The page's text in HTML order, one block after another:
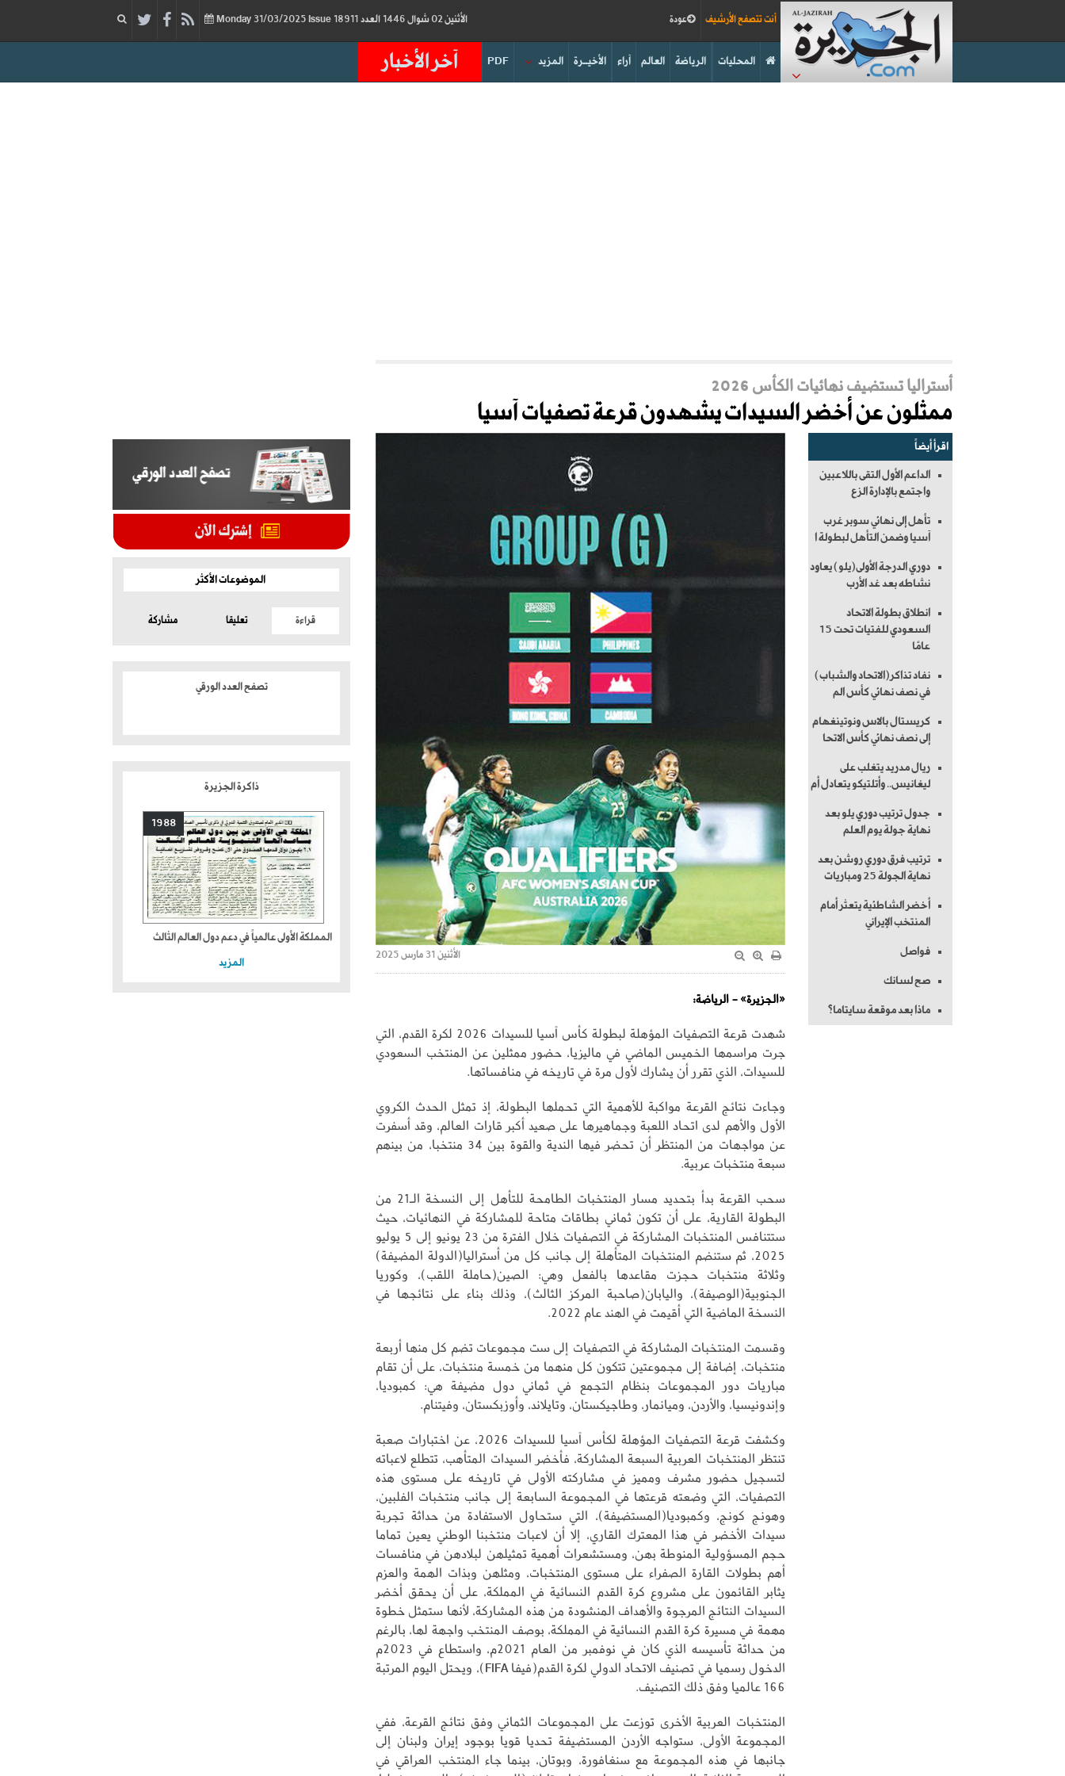
الأثنين 02 شوال 1446 العدد 18911 31/03/2025 Issue عودة أنت تتصفح الأرشيف
آخر الأخبار PDF المزيد الأخيــرة آراء العالم الرياضة المحليات
أستراليا تستضيف نهائيات الكأس 2026
ممثلون عن أخضر السيدات يشهدون قرعة تصفيات آسيا
اقرأ أيضاً
الداعم الأول التقى باللاعبين
واجتمع بالإدارة الزع
تأهل إلى نهائي سوبر غرب
آسيا وضمن التأهل لبطولة ا
دوري الدرجة الأولى(يلو) يعاود
نشاطه بعد غد الأرب
انطلاق بطولة الاتحاد
السعودي للفتيات تحت 15
عامًا
نفاد تذاكر(الاتحاد والشباب)
في نصف نهائي كأس الم
كريستال بالاس ونوتينغهام
إلى نصف نهائي كأس الاتحا
ريال مدريد يتغلب على
ليغانيس.. وأتلتيكو يتعادل أم
جدول ترتيب دوري يلو بعد
نهاية جولة يوم العلم
ترتيب فرق دوري روشن بعد
نهاية الجولة 25 ومباريات
أخضر الشاطئية يتعثر أمام
المنتخب الإيراني
فواصل
صح لسانك
ماذا بعد موقعة سايتاما؟
الأثنين 31 مارس 2025
«الجزيرة» - الرياضة:
شهدت قرعة التصفيات المؤهلة لبطولة كأس آسيا للسيدات 2026 لكرة القدم، التي
جرت مراسمها الخميس الماضي في ماليزيا، حضور ممثلين عن المنتخب السعودي
للسيدات، الذي تقرر أن يشارك لأول مرة في تاريخه في منافساتها.
وجاءت نتائج القرعة مواكبة للأهمية التي تحملها البطولة، إذ تمثل الحدث الكروي
الأول والأهم لدى اتحاد اللعبة وجماهيرها على صعيد أكبر قارات العالم، وقد أسفرت
عن مواجهات من المنتظر أن تحضر فيها الندية والقوة بين 34 منتخبا، من بينهم
سبعة منتخبات عربية.
سحب القرعة بدأ بتحديد مسار المنتخبات الطامحة للتأهل إلى النسخة الـ21 من
البطولة القارية، على أن تكون ثماني بطاقات متاحة للمشاركة في النهائيات، حيث
ستتنافس المنتخبات المشاركة في التصفيات خلال الفترة من 23 يونيو إلى 5 يوليو
2025، ثم ستنضم المنتخبات المتأهلة إلى جانب كل من أستراليا(الدولة المضيفة)
وثلاثة منتخبات حجزت مقاعدها بالفعل وهي: الصين(حاملة اللقب)، وكوريا
الجنوبية(الوصيفة)، واليابان(صاحبة المركز الثالث)، وذلك بناء على نتائجها في
النسخة الماضية التي أقيمت في الهند عام 2022.
وقسمت المنتخبات المشاركة في التصفيات إلى ست مجموعات تضم كل منها أربعة
منتخبات، إضافة إلى مجموعتين تتكون كل منهما من خمسة منتخبات، على أن تقام
مباريات دور المجموعات بنظام التجمع في ثماني دول مضيفة هي: كمبوديا،
وإندونيسيا، والأردن، وميانمار، وطاجيكستان، وتايلاند، وأوزبكستان، وفيتنام.
وكشفت قرعة التصفيات المؤهلة لكأس آسيا للسيدات 2026، عن اختبارات صعبة
تنتظر المنتخبات العربية السبعة المشاركة، فأخضر السيدات المتأهب، تتطلع لاعباته
لتسجيل حضور مشرف ومميز في مشاركته الأولى في تاريخه على مستوى هذه
التصفيات، التي وضعته قرعتها في المجموعة السابعة إلى جانب منتخبات الفلبين،
وهونج كونج، وكمبوديا(المستضيفة)، التي ستحاول الاستفادة من حداثة تجربة
سيدات الأخضر في هذا المعترك القاري، إلا أن لاعبات منتخبنا الوطني يعين تماما
حجم المسؤولية المنوطة بهن، ومستشعرات أهمية تمثيلهن لبلادهن في منافسات
أهم بطولات القارة الصفراء على مستوى المنتخبات، ومثلهن وبذات الهمة والعزم
يثابر القائمون على مشروع كرة القدم النسائية في المملكة، على أن يحقق أخضر
السيدات النتائج المرجوة والأهداف المنشودة من هذه المشاركة، لأنها ستمثل خطوة
مهمة في مسيرة كرة القدم النسائية في المملكة، بوصف المنتخب واجهة لها، بالرغم
من حداثة تأسيسه الذي كان في نوفمبر من العام 2021م، واستطاع في 2023م
الدخول رسميا في تصنيف الاتحاد الدولي لكرة القدم(فيفا FIFA)، ويحتل اليوم المرتبة
166 عالميا وفق ذلك التصنيف.
المنتخبات العربية الأخرى توزعت على المجموعات الثماني وفق نتائج القرعة، ففي
المجموعة الأولى، ستواجه الأردن المستضيفة تحديا قويا بوجود إيران ولبنان إلى
جانبها في هذه المجموعة مع سنغافورة، وبوتان، بينما جاء المنتخب العراقي في
الموضوعات الأكثر
قراءة تعليقا مشاركة
تصفح العدد الورقي
ذاكرة الجزيرة
1988
المملكة الأولى عالمياً في دعم دول العالم الثالث
المزيد